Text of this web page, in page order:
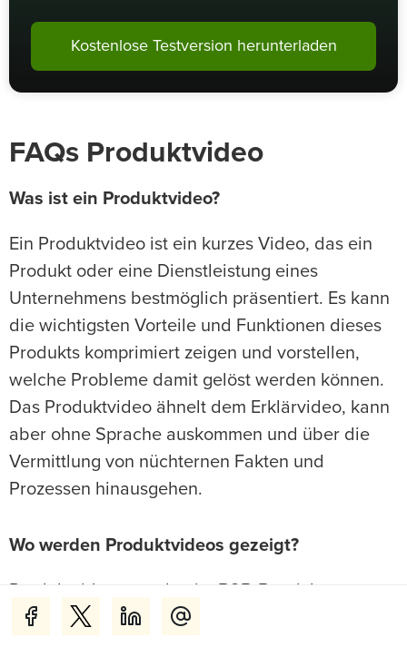
Kostenlose Testversion herunterladen
FAQs Produktvideo
Was ist ein Produktvideo?
Ein Produktvideo ist ein kurzes Video, das ein
Produkt oder eine Dienstleistung eines
Unternehmens bestmöglich präsentiert. Es kann
die wichtigsten Vorteile und Funktionen dieses
Produkts komprimiert zeigen und vorstellen,
welche Probleme damit gelöst werden können.
Das Produktvideo ähnelt dem Erklärvideo, kann
aber ohne Sprache auskommen und über die
Vermittlung von nüchternen Fakten und
Prozessen hinausgehen.
Wo werden Produktvideos gezeigt?
Beispiel auf Messen gezeigt. Im B2C-Bereich,